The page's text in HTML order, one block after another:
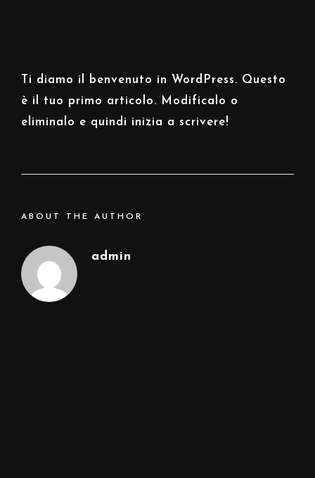
Ti diamo il benvenuto in WordPress. Questo
è il tuo primo articolo. Modificalo o
eliminalo e quindi inizia a scrivere!
ABOUT THE AUTHOR
admin